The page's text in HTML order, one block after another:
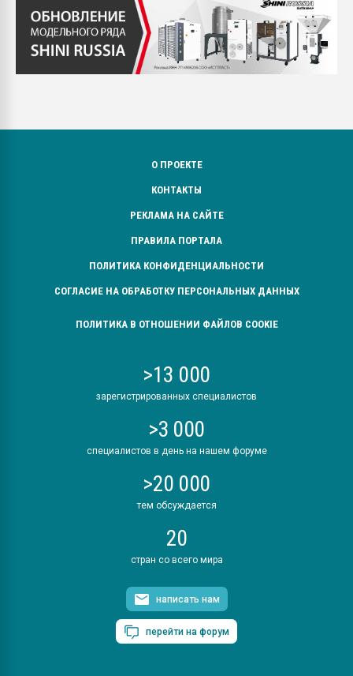
О ПРОЕКТЕ
КОНТАКТЫ
РЕКЛАМА НА САЙТЕ
ПРАВИЛА ПОРТАЛА
ПОЛИТИКА КОНФИДЕНЦИАЛЬНОСТИ
СОГЛАСИЕ НА ОБРАБОТКУ ПЕРСОНАЛЬНЫХ ДАННЫХ
ПОЛИТИКА В ОТНОШЕНИИ ФАЙЛОВ COOKIE
>13 000
зарегистрированных специалистов
>3 000
специалистов в день на нашем форуме
>20 000
тем обсуждается
20
стран со всего мира
написать нам
перейти на форум